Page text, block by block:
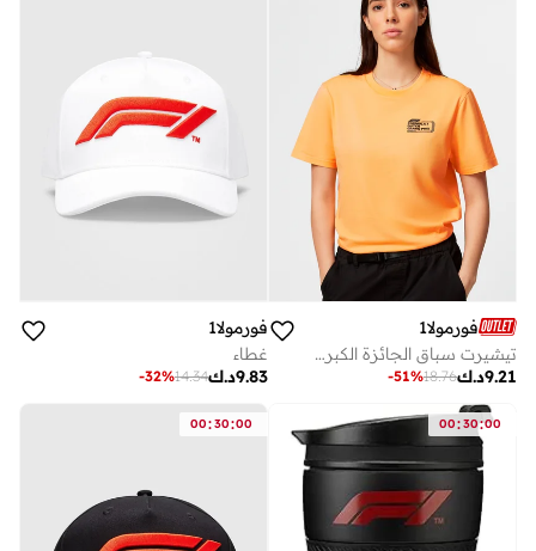
فورمولا1
تيشيرت سباق الجائزة الكبرى الهولندي من مجموعة الفورمولا 1
د.ك9.21
18.76
-51%
فورمولا1
غطاء
د.ك9.83
14.34
-32%
00:30:00
00:30:00